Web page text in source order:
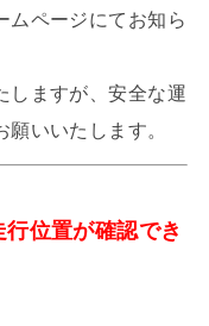
ムページにてお知ら
しますが、安全な運
いいたします。
位置が確認でき